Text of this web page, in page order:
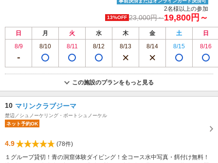
2名様以上の参加
13%OFF 23,000円～19,800円～
日 月 火 水 木 金 土
日
8/9
8/10 8/11 8/12 8/13 8/14 8/15 8/16
この施設のプランをもっと見る
10 マリンクラブジーマ
楚辺／シュノーケリング・ボートシュノーケル
ネット予約OK
4.9
(78件)
１グループ貸切！青の洞窟体験ダイビング！全コース水中写真・餌付け無料！